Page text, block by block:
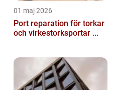
01 maj 2026
Port reparation för torkar
och virkestorksportar ...